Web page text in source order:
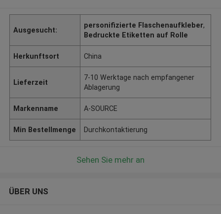
Ausgesucht:
personifizierte Flaschenaufkleber,
Bedruckte Etiketten auf Rolle
Herkunftsort China
Lieferzeit
7-10 Werktage nach empfangener
Ablagerung
Markenname A-SOURCE
Min Bestellmenge Durchkontaktierung
Sehen Sie mehr an
ÜBER UNS